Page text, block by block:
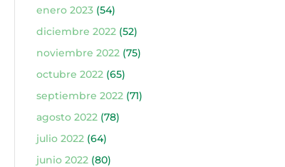
enero 2023(54)
diciembre 2022(52)
noviembre 2022(75)
octubre 2022(65)
septiembre 2022(71)
agosto 2022(78)
julio 2022(64)
junio 2022(80)